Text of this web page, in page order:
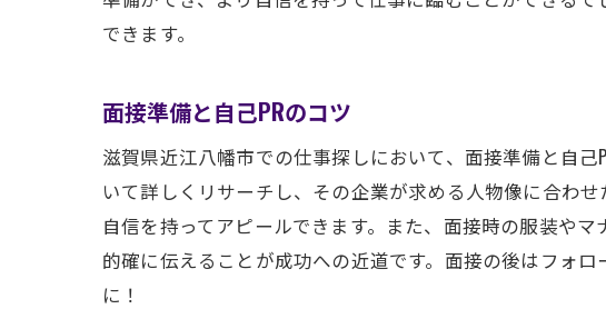
求職
経済
求職
今後
できます。
面接準備と自己PRのコツ
滋賀県近江八幡市での仕事探しにおいて、面接準備と自
いて詳しくリサーチし、その企業が求める人物像に合わ
自信を持ってアピールできます。また、面接時の服装や
的確に伝えることが成功への近道です。面接の後はフォ
に！